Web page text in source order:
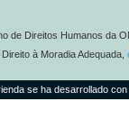
de Direitos Humanos da
à Moradia Adequada,
se ha desarrollado